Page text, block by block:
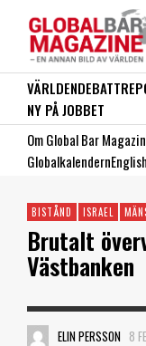
VÄRLDENDEBATT
NY PÅ JOBBET
Om Global Bar
GlobalkalendernEnglish
BISTÅND ISRAEL
Brutalt
Västbanken
ELIN PERSSON 8